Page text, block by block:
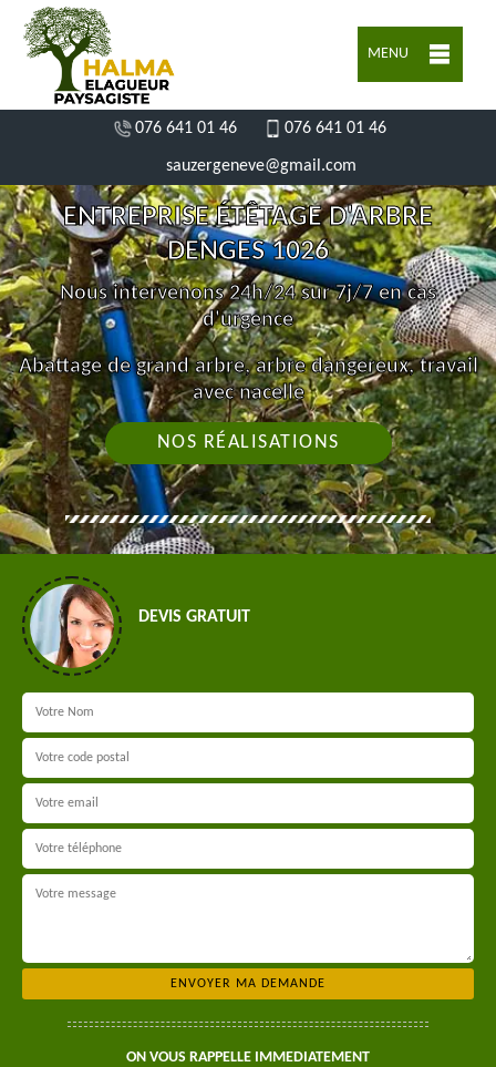
MENU
076 641 01 46 076 641 01 46
sauzergeneve@gmail.com
ENTREPRISE ÉTÊTAGE D'ARBRE
DENGES 1026
Nous intervenons 24h/24 sur 7j/7 en cas
d'urgence
Abattage de grand arbre, arbre dangereux, travail
avec nacelle
NOS RÉALISATIONS
DEVIS GRATUIT
ON VOUS RAPPELLE IMMEDIATEMENT